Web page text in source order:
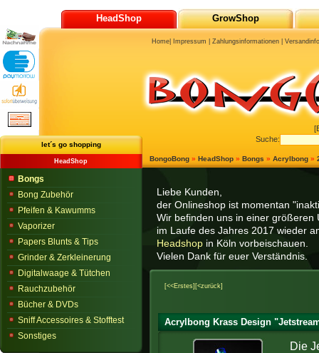
Liebe Kunden,
der Onlineshop ist momentan
Wir befinden uns in einer größeren
im Laufe des Jahres 2017 wieder
Headshop in Köln vorbeischauen.
Vielen Dank für euer Verständnis.
[<<Erstes] [<zurück]
Acrylbong Krass Design
Die
BongoBong » HeadShop » Bongs » Acrylbong »
let´s go shopping
HeadShop
Bongs
Bong Zubehör
Pfeifen & Kawumms
Vaporizer
Papers Blunts & Tips
Grinder & Zerkleinerung
Digitalwaage & Tütchen
Rauchzubehör
Bücher & DVDs
Sniff Accessoires & Stofftest
Sonstiges
HeadShop GrowShop
Suche:
Home Impressum |Zahlungsinformationen |